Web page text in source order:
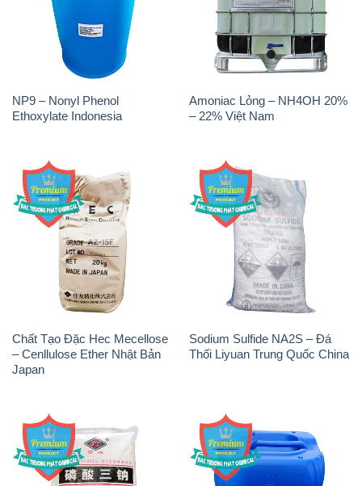
NP9 – Nonyl Phenol
Ethoxylate Indonesia
Amoniac Lỏng – NH4OH 20%
– 22% Việt Nam
Chất Tạo Đặc Hec Mecellose
– Cenllulose Ether Nhật Bản
Japan
Sodium Sulfide NA2S – Đá
Thối Liyuan Trung Quốc China